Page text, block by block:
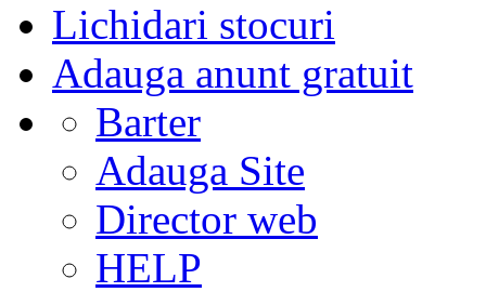
Lichidari stocuri
Adauga anunt gratuit
Barter
Adauga Site
Director web
HELP